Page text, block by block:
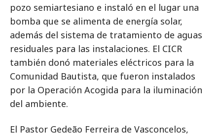
pozo semiartesiano e instaló en el lugar una
bomba que se alimenta de energía solar,
además del sistema de tratamiento de aguas
residuales para las instalaciones. El CICR
también donó materiales eléctricos para la
Comunidad Bautista, que fueron instalados
por la Operación Acogida para la iluminación
del ambiente.
El Pastor Gedeão Ferreira de Vasconcelos,